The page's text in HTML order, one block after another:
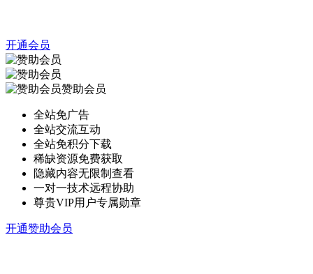
开通会员
赞助会员
全站免广告
全站交流互动
全站免积分下载
稀缺资源免费获取
隐藏内容无限制查看
一对一技术远程协助
尊贵VIP用户专属勋章
开通赞助会员